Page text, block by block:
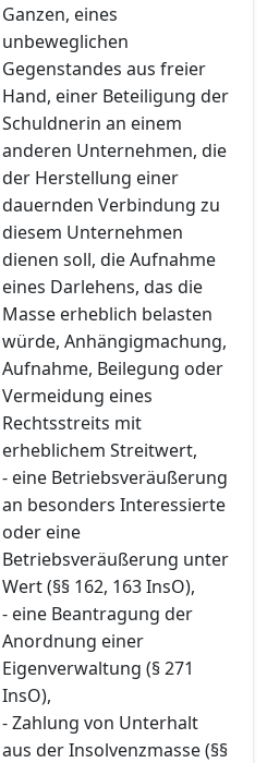
Ganzen, eines
unbeweglichen
Gegenstandes aus freier
Hand, einer Beteiligung der
Schuldnerin an einem
anderen Unternehmen, die
der Herstellung einer
dauernden Verbindung zu
diesem Unternehmen
dienen soll, die Aufnahme
eines Darlehens, das die
Masse erheblich belasten
würde, Anhängigmachung,
Aufnahme, Beilegung oder
Vermeidung eines
Rechtsstreits mit
erheblichem Streitwert,
- eine Betriebsveräußerung
an besonders Interessierte
oder eine
Betriebsveräußerung unter
Wert (§§ 162, 163 InsO),
- eine Beantragung der
Anordnung einer
Eigenverwaltung (§ 271
InsO),
- Zahlung von Unterhalt
aus der Insolvenzmasse (§§